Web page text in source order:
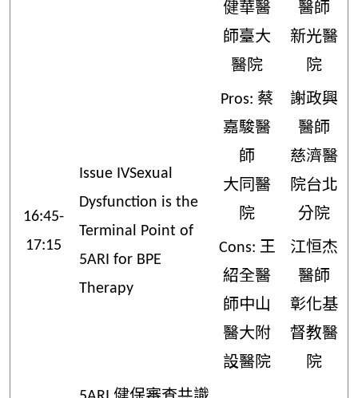
健華醫
師臺大
醫院
醫師
新光醫
院
16:45-
17:15
Issue IVSexual
Dysfunction is the
Terminal Point of
5ARI for BPE
Therapy
Pros: 蔡
嘉駿醫
師
大同醫
院
謝政興
醫師
慈濟醫
院台北
分院
Cons: 王
紹全醫
師中山
醫大附
設醫院
江恒杰
醫師
彰化基
督教醫
院